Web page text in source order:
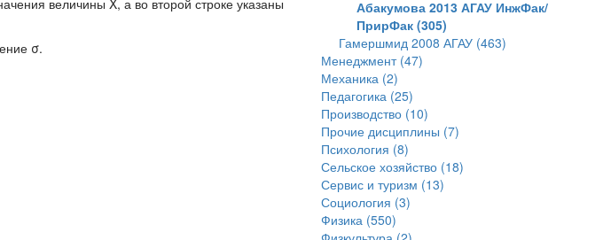
величины X, а во второй строке указаны
σ.
Абакумова 2013 АГАУ ИнжФак/
ПрирФак (305)
Гамершмид 2008 АГАУ (463)
Менеджмент (47)
Механика (2)
Педагогика (25)
Производство (10)
Прочие дисциплины (7)
Психология (8)
Сельское хозяйство (18)
Сервис и туризм (13)
Социология (3)
Физика (550)